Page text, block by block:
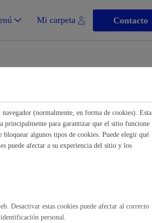
Mi carpeta Contacto
Impuestos y multas
Buscar
(normalmente, en forma de cookies). Esta
principalmente para garantizar que el sitio funcione
algunos tipos de cookies. Puede elegir qué
puede afectar a su experiencia del sitio y los
Desactivar estas cookies puede afectar al correcto
personal.